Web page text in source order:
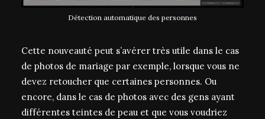
Détection automatique des personnes
Cette nouveauté peut s’avérer très utile dans le cas
de photos de mariage par exemple, lorsque vous ne
devez retoucher que certaines personnes. Ou
encore, dans le cas de photos avec des gens ayant
différentes teintes de peau et que vous voudriez